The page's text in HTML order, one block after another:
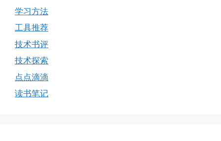
学习方法
工具推荐
技术书评
技术探索
点点滴滴
读书笔记